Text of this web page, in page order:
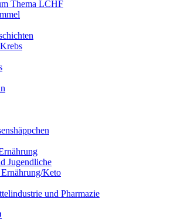
Thema LCHF
Jugendliche
Keto
und Pharmazie